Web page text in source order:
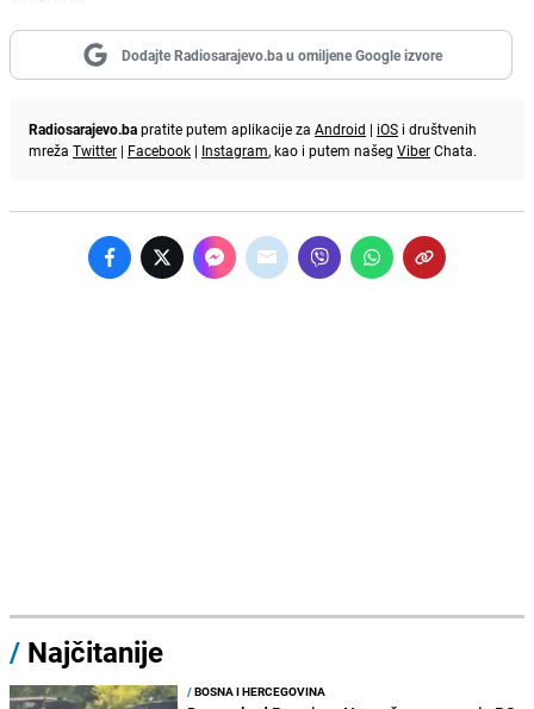
Dodajte Radiosarajevo.ba u omiljene Google izvore
Radiosarajevo.bapratite putem aplikacije za Android | iOS i društvenih
mreža Twitter | Facebook | Instagram, kao i putem našeg ViberChata.
/ Najčitanije
/BOSNA I HERCEGOVINA